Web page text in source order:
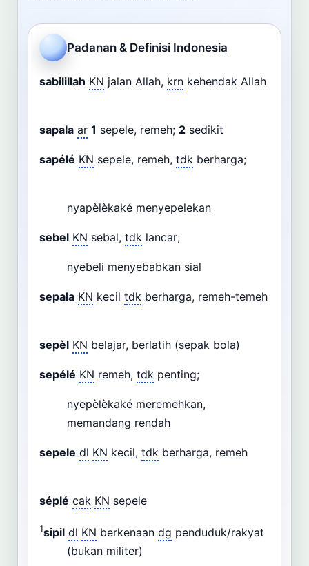
Dashboard Pencarian
Padanan & Definisi Indonesia
sabilillah KN jalan Allah, krn kehendak Allah
sapala ar 1 sepele, remeh; 2 sedikit
sapélé KN sepele, remeh, tdk berharga;
nyapèlèkaké menyepelekan
sebel KN sebal, tdk lancar;
nyebeli menyebabkan sial
sepala KN kecil tdk berharga, remeh-temeh
sepèl KN belajar, berlatih (sepak bola)
sepélé KN remeh, tdk penting;
nyepèlèkaké meremehkan,
memandang rendah
sepele dl KN kecil, tdk berharga, remeh
séplé cak KN sepele
1sipil dl KN berkenaan dg penduduk/rakyat
(bukan militer)